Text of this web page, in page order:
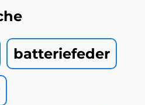
batteriefeder